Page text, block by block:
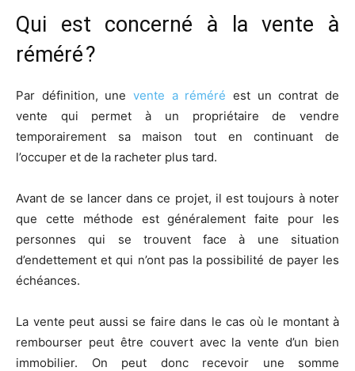
Qui est concerné à la vente à
réméré ?
Par définition, une vente a réméré est un contrat de
vente qui permet à un propriétaire de vendre
temporairement sa maison tout en continuant de
l’occuper et de la racheter plus tard.
Avant de se lancer dans ce projet, il est toujours à noter
que cette méthode est généralement faite pour les
personnes qui se trouvent face à une situation
d’endettement et qui n’ont pas la possibilité de payer les
échéances.
La vente peut aussi se faire dans le cas où le montant à
rembourser peut être couvert avec la vente d’un bien
immobilier. On peut donc recevoir une somme